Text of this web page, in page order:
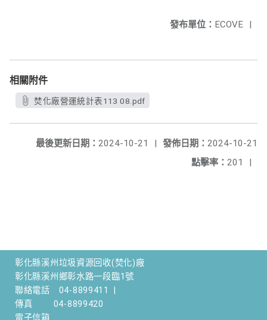
發布單位： ECOVE |
相關附件
焚化廠營運統計表113 08.pdf
發佈日期： 2024-10-21
最後更新日期： 2024-10-21
|
點擊率： 201 |
彰化縣溪州垃圾資源回收(焚化)廠
彰化縣溪州鄉彰水路一段臨1號
聯絡電話
04-8899411
傳真
04-8899420
電子信箱